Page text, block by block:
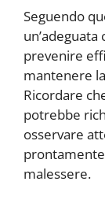
Seguendo
prevenire
mantenere
Ricordare
potrebbe
osservare
malessere.